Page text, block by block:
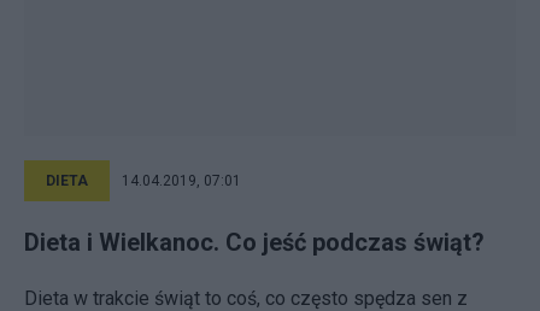
DIETA 14.04.2019, 07:01
Dieta i Wielkanoc. Co jeść podczas świąt?
Dieta w trakcie świąt to coś, co często spędza sen z